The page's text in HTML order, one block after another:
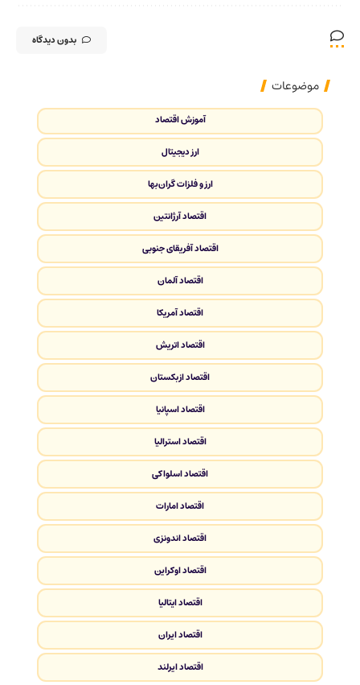
بدون دیدگاه
موضوعات
آموزش اقتصاد
ارز دیجیتال
ارز و فلزات گران‌بها
اقتصاد آرژانتین
اقتصاد آفریقای جنوبی
اقتصاد آلمان
اقتصاد آمریکا
اقتصاد اتریش
اقتصاد ازبکستان
اقتصاد اسپانیا
اقتصاد استرالیا
اقتصاد اسلواکی
اقتصاد امارات
اقتصاد اندونزی
اقتصاد اوکراین
اقتصاد ایتالیا
اقتصاد ایران
اقتصاد ایرلند